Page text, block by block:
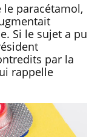
paracétamol,
Si le sujet a pu
par la
rappelle